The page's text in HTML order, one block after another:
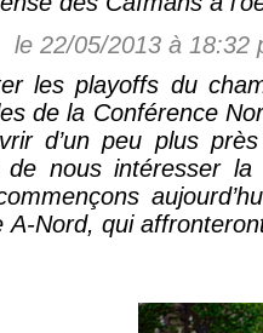
le 22/05/2013 à 18:32
les playoffs du
de la Conférence
d’un peu plus
nous intéresser la
A-Nord, qui